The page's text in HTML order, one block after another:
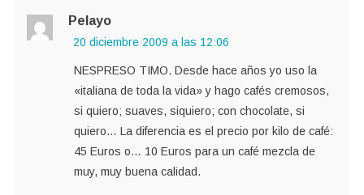
Pelayo
20 diciembre 2009 a las 12:06
NESPRESO TIMO. Desde hace años yo uso la
«italiana de toda la vida» y hago cafés cremosos,
si quiero; suaves, siquiero; con chocolate, si
quiero… La diferencia es el precio por kilo de café:
45 Euros o… 10 Euros para un café mezcla de
muy, muy buena calidad.